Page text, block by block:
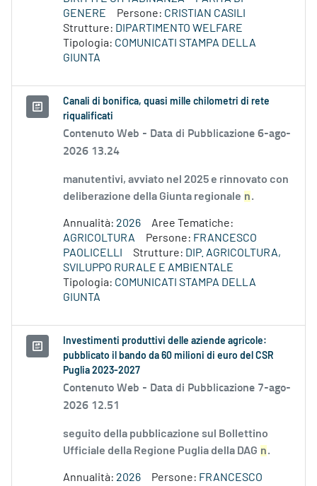
GENERE
Persone: CRISTIAN CASILI
Strutture: DIPARTIMENTO WELFARE
Tipologia: COMUNICATI STAMPA DELLA
GIUNTA
Canali di bonifica, quasi mille chilometri di rete
riqualificati
Contenuto Web - Data di Pubblicazione 6-ago-
2026 13.24
manutentivi, avviato nel 2025 e rinnovato con
deliberazione della Giunta regionale n.
Annualità: 2026
Aree Tematiche:
AGRICOLTURA
Persone: FRANCESCO
PAOLICELLI
Strutture: DIP. AGRICOLTURA,
SVILUPPO RURALE E AMBIENTALE
Tipologia: COMUNICATI STAMPA DELLA
GIUNTA
Investimenti produttivi delle aziende agricole:
pubblicato il bando da 60 milioni di euro del CSR
Puglia 2023-2027
Contenuto Web - Data di Pubblicazione 7-ago-
2026 12.51
seguito della pubblicazione sul Bollettino
Ufficiale della Regione Puglia della DAG n.
Annualità: 2026 Persone: FRANCESCO